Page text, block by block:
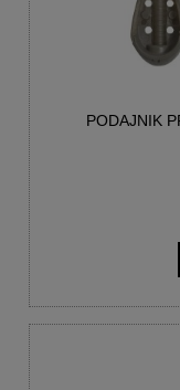
PODAJNIK